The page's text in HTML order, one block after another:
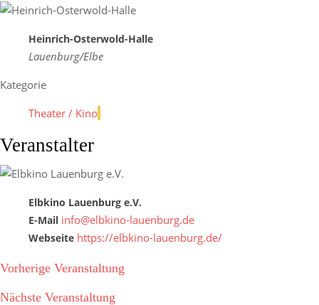
Heinrich-Osterwold-Halle
Lauenburg/Elbe
Kategorie
Theater / Kino
Veranstalter
Elbkino Lauenburg e.V.
E-Mail info@elbkino-lauenburg.de
Webseite https://elbkino-lauenburg.de/
Vorherige Veranstaltung
Nächste Veranstaltung